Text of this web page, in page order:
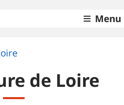
Menu
de Loire